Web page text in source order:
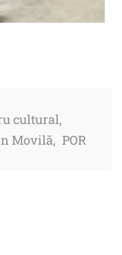
cultural,
Movilă, POR